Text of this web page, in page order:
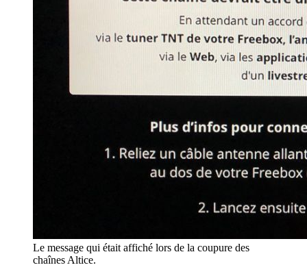
Le message qui était affiché lors de la coupure des
chaînes Altice.